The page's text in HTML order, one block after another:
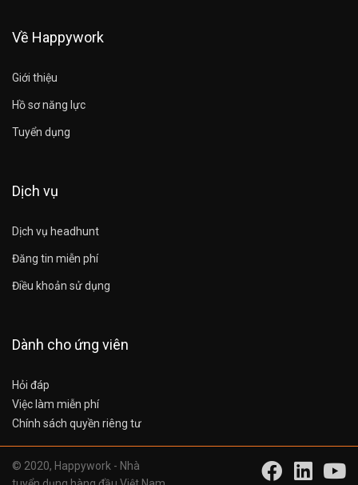
Về Happywork
Giới thiệu
Hồ sơ năng lực
Tuyển dụng
Dịch vụ
Dịch vụ headhunt
Đăng tin miễn phí
Điều khoản sử dụng
Dành cho ứng viên
Hỏi đáp
Việc làm miễn phí
Chính sách quyền riêng tư
© 2020, Happywork - Nhà